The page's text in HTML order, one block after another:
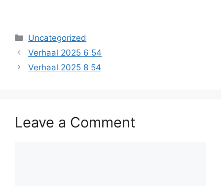
Categories
Uncategorized
Verhaal 2025 6 54
Verhaal 2025 8 54
Leave a Comment